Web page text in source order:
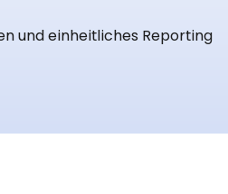
und einheitliches Reporting